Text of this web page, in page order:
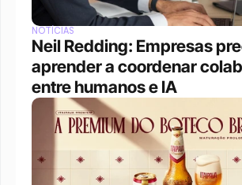
NOTÍCIAS
Neil Redding: Empresas
aprender a coordenar
entre humanos e IA